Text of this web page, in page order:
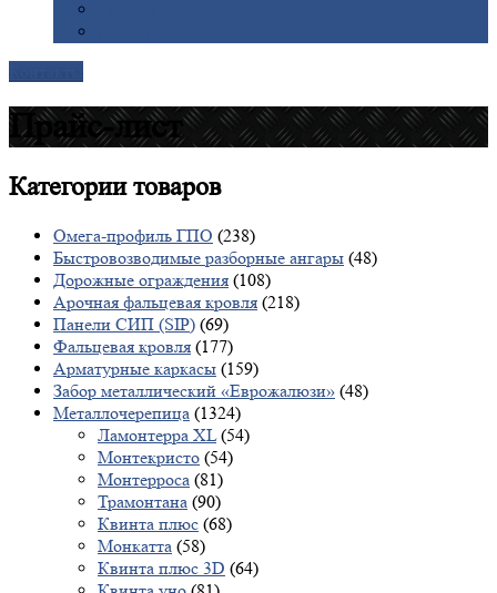
Прайс-лист
Категориитоваров
Омега-профиль ГПО (238)
Быстровозводимые разборные ангары (48)
Дорожные ограждения (108)
Арочная фальцевая кровля (218)
Панели СИП (SIP) (69)
Фальцевая кровля (177)
Арматурные каркасы (159)
Забор металлический «Еврожалюзи» (48)
Металлочерепица (1324)
Ламонтерра XL (54)
Монтекристо (54)
Монтерроса (81)
Трамонтана (90)
Квинта плюс (68)
Монкатта (58)
Квинта плюс 3D (64)